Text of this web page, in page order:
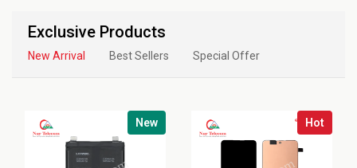
Exclusive Products
New Arrival Best Sellers Special Offer
New Hot